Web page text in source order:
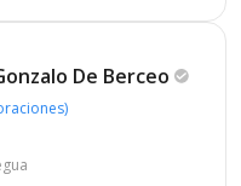
De Berceo